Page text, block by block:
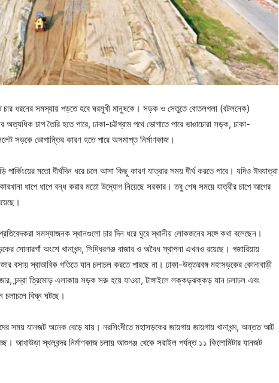
ধরনের সমস্যায় পড়তে হবে ঘরমুখী মানুষকে। সড়ক ও সেতুতে বোতলগলা (বটলনেক)
অত্যধিক চাপ তৈরি হতে পারে, ঢাকা-চট্টগ্রাম পথে ভোগাতে পারে ভাঙাচোরা সড়ক, ঢাকা-
সড়কে ভোগান্তির কারণ হতে পারে অসমাপ্ত নির্মাণকাজ।
মতো দীর্ঘদিন ধরে চলে আসা কিছু কারণ যাত্রার সময় দীর্ঘ করতে পারে। যদিও ঈদযাত্রা
ধাপে ধাপে বন্ধ করার মতো উদ্যোগ নিয়েছে সরকার। তবু শেষ সময়ে যাত্রীর চাপে আগের
সমস্যাজনক স্থানগুলো চার দিন ধরে ঘুরে স্থানীয় লোকজনের সঙ্গে কথা বলেছেন।
সোনারগাঁ অংশে খানাখন্দ, সিদ্ধিরগঞ্জ বাজার ও অবৈধ স্থাপনা এখনও রয়েছে। গজারিয়ায়
বসায় স্বাভাবিক গতিতে যান চলাচল করতে পারছে না। ঢাকা-উত্তরবঙ্গ মহাসড়কের কোনাবাড়ী
চন্দ্রা ত্রিমোড় এলাকায় সড়ক সরু হয়ে যাওয়া, টাঙ্গাইলে লক্কড়ঝক্কড় যান চলাচল এবং
চলাচলে বিঘ্ন ঘটছে।
সময় যানজট অনেক বেড়ে যায়। নরসিংদীতে মহাসড়কের জায়গায় জায়গায় খানাখন্দ, অন্তত আট
আখাউড়া স্থলবন্দর নির্মাণকাজ চলায় আশুগঞ্জ থেকে সরাইল পর্যন্ত ১১ কিলোমিটার যানজট